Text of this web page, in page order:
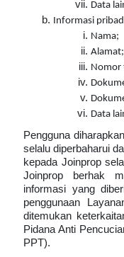
Data
Informasi
Nama;
Alamat;
Nomor
Data
Pengguna
selalu diperbaharui
kepada Joinprop
Joinprop berhak
informasi yang
penggunaan
ditemukan
Pidana Anti
PPT).